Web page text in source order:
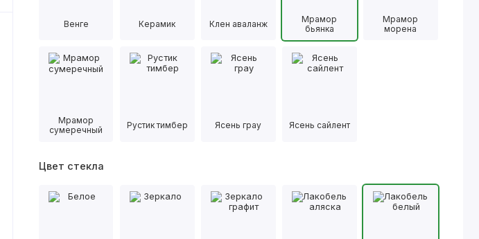
Венге Керамик Клен аваланж
Мрамор
бьянка
Мрамор
морена
Мрамор
сумеречный
Рустик тимбер Ясень грау Ясень сайлент
Цвет стекла